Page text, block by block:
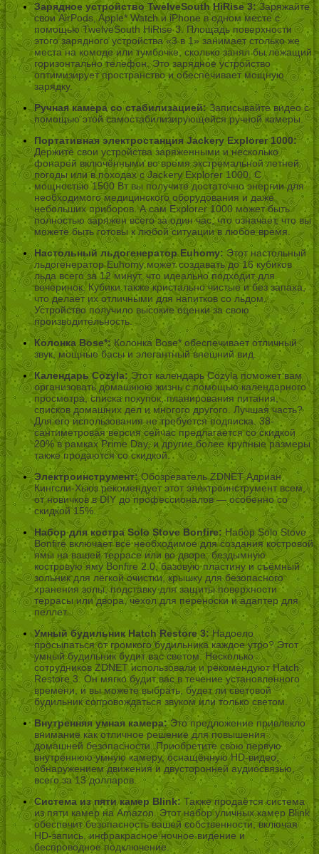
Зарядное устройство TwelveSouth HiRise 3:Заряжайте
свои AirPods, Apple* Watch и iPhone в одном месте с
помощью TwelveSouth HiRise 3. Площадь поверхности
этого зарядного устройства «3 в 1» занимает столько же
места на комоде или тумбочке, сколько занял бы лежащий
горизонтально телефон. Это зарядное устройство
оптимизирует пространство и обеспечивает мощную
зарядку.
Ручная камера со стабилизацией:Записывайте видео с
помощью этой самостабилизирующейся ручной камеры.
Портативная электростанция Jackery Explorer 1000:
Держите свои устройства заряженными и несколько
фонарей включёнными во время экстремальной летней
погоды или в походах с Jackery Explorer 1000. С
мощностью 1500 Вт вы получите достаточно энергии для
необходимого медицинского оборудования и даже
небольших приборов. А сам Explorer 1000 может быть
полностью заряжен всего за один час, что означает, что вы
можете быть готовы к любой ситуации в любое время.
Настольный льдогенератор Euhomy: Этот настольный
льдогенератор Euhomy может создавать до 16 кубиков
льда всего за 12 минут, что идеально подходит для
вечеринок. Кубики также кристально чистые и без запаха,
что делает их отличными для напитков со льдом.
Устройство получило высокие оценки за свою
производительность.
Колонка Bose*:Колонка Bose* обеспечивает отличный
звук, мощные басы и элегантный внешний вид.
Календарь Cozyla: Этот календарь Cozyla поможет вам
организовать домашнюю жизнь с помощью календарного
просмотра, списка покупок, планирования питания,
списков домашних дел и многого другого. Лучшая часть?
Для его использования не требуется подписка. 38-
сантиметровая версия сейчас предлагается со скидкой
20% в рамках Prime Day, и другие более крупные размеры
также продаются со скидкой.
Электроинструмент:Обозреватель ZDNET Адриан
Кингсли-Хьюз рекомендует этот электроинструмент всем,
от новичков в DIY до профессионалов — особенно со
скидкой 15%.
Набор для костра Solo Stove Bonfire: Набор Solo Stove
Bonfire включает всё необходимое для создания костровой
ямы на вашей террасе или во дворе: бездымную
костровую яму Bonfire 2.0, базовую пластину и съёмный
зольник для лёгкой очистки, крышку для безопасного
хранения золы, подставку для защиты поверхности
террасы или двора, чехол для переноски и адаптер для
пеллет.
Умный будильник Hatch Restore 3:Надоело
просыпаться от громкого будильника каждое утро? Этот
умный будильник будит вас светом. Несколько
сотрудников ZDNET использовали и рекомендуют Hatch
Restore 3. Он мягко будит вас в течение установленного
времени, и вы можете выбрать, будет ли световой
будильник сопровождаться звуком или только светом.
Внутренняя умная камера:Это предложение привлекло
внимание как отличное решение для повышения
домашней безопасности. Приобретите свою первую
внутреннюю умную камеру, оснащённую HD-видео,
обнаружением движения и двусторонней аудиосвязью,
всего за 13 долларов.
Система из пяти камер Blink: Также продаётся система
из пяти камер на Amazon. Этот набор уличных камер Blink
обеспечит безопасность вашей собственности, включая
HD-запись, инфракрасное ночное видение и
беспроводное подключение.